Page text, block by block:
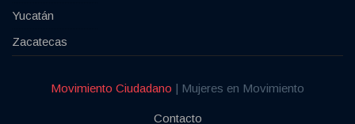
Yucatán
Zacatecas
Movimiento Ciudadano | Mujeres en Movimiento
Contacto